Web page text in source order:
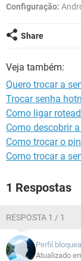
GUIA DE COMPRAS
Configuração:
Share
Veja também:
Quero trocar a
Trocar senha
Como ligar
Como descobrir
Como trocar o
Como trocar a
1 Respostas
RESPOSTA 1 / 1
Perfil
Atualizado